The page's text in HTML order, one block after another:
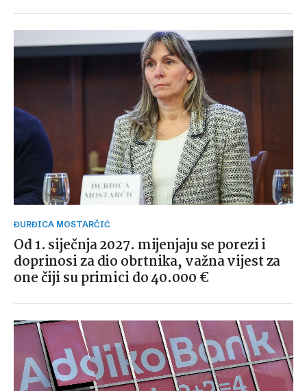
ĐURĐICA MOSTARČIĆ
Od 1. siječnja 2027. mijenjaju se porezi i
doprinosi za dio obrtnika, važna vijest za
one čiji su primici do 40.000 €